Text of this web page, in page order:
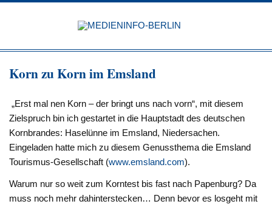
Zum
Korn zu Korn im Emsland
„Erst mal nen Korn – der bringt uns nach vorn“, mit diesem
Zielspruch bin ich gestartet in die Hauptstadt des deutschen
Kornbrandes: Haselünne im Emsland, Niedersachen.
Eingeladen hatte mich zu diesem Genussthema die Emsland
Tourismus-Gesellschaft (www.emsland.com).
Warum nur so weit zum Korntest bis fast nach Papenburg? Da
muss noch mehr dahinterstecken… Denn bevor es losgeht mit